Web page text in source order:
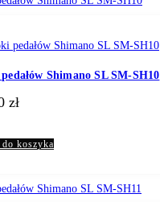
Shimano SL SM-SH10
zł
koszyka